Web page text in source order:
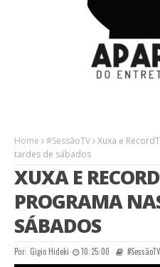
Home #SessãoTV Xuxa e
tardes de sábados
XUXA E
PROGRAMA
SÁBADOS
Por: Gigio Hideki 10:25:00 #SessãoTV